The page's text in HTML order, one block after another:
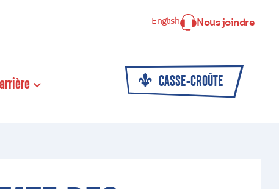
English Nous joindre
CASSE-CROÛTE